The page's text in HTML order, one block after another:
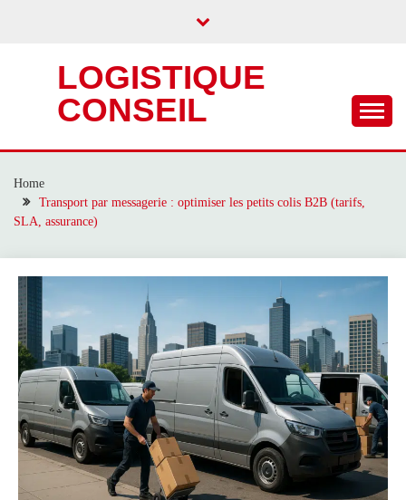
LOGISTIQUE
CONSEIL
Home
Transport par messagerie : optimiser les petits colis B2B (tarifs,
SLA, assurance)